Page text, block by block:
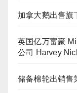
加拿大鹅出售旗
英国亿万富豪
公司 Harvey
储备棉轮出销售